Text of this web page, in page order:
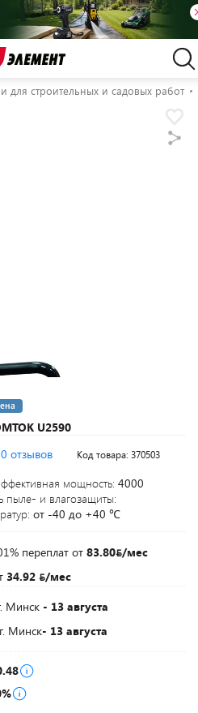
для строительных и садовых работ
U2590
0 отзывов Код товара: 370503
мощность: 4000
пыле- и влагозащиты:
от -40 до +40 ℃
переплат от 83.80 /мес
34.92
/мес
Минск - 13 августа
Минск- 13 августа